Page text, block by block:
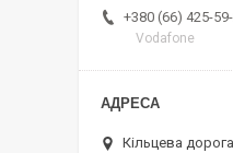
+380 (66) 425-
Vodafone
Кільцева